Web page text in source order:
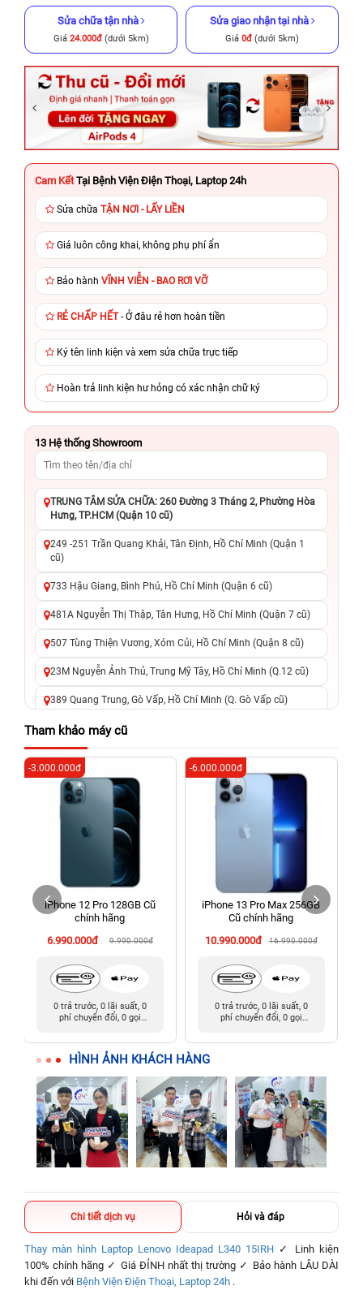
Sửa chữa tận nhà
Giá 24.000đ(dưới 5km)
Sửa giao nhận tại nhà
Giá 0đ (dưới 5km)
Cam Kết Tại Bệnh Viện Điện Thoại, Laptop 24h
Sửa chữa TẬN NƠI - LẤY LIỀN
Giá luôn công khai, không phụ phí ẩn
Bảo hành VĨNH VIỄN - BAO RƠI VỠ
RẺ CHẤP HẾT- Ở đâu rẻ hơn hoàn tiền
Ký tên linh kiện và xem sửa chữa trực tiếp
Hoàn trả linh kiện hư hỏng có xác nhận chữ ký
13 Hệ thống Showroom
TRUNG TÂM SỬA CHỮA: 260 Đường 3 Tháng 2, Phường Hòa
Hưng, TP.HCM (Quận 10 cũ)
249 -251 Trần Quang Khải, Tân Định, Hồ Chí Minh (Quận 1
cũ)
733 Hậu Giang, Bình Phú, Hồ Chí Minh (Quận 6 cũ)
481A Nguyễn Thị Thập, Tân Hưng, Hồ Chí Minh (Quận 7 cũ)
507 Tùng Thiện Vương, Xóm Củi, Hồ Chí Minh (Quận 8 cũ)
23M Nguyễn Ảnh Thủ, Trung Mỹ Tây, Hồ Chí Minh (Q.12 cũ)
389 Quang Trung, Gò Vấp, Hồ Chí Minh (Q. Gò Vấp cũ)
625 - 625A Âu Cơ, Tân Phú, Hồ Chí Minh (Quận Tân Phú cũ)
326 Lê Văn Việt, Tăng Nhơn Phú, Hồ Chí Minh (Q.9 TP. Thủ
Đức cũ)
256 Võ Văn Ngân, Thủ Đức, Hồ Chí Minh (Bình Thọ, TP. Thủ
70 Nguyễn An Ninh, Dĩ An, Hồ Chí Minh (Bình Dương Cũ)
24h Vũng Tàu: 162A Ba Cu, Vũng Tàu, Hồ Chí Minh (TP. Vũng
Tàu cũ)
198 Hoàng Văn Thụ, Tân Sơn Nhất, Hồ Chí Minh (Tân Bình
Tham khảo máy cũ
iPhone 12 Pro 128GB Cũ
chính hãng
6.990.000đ
9.990.000đ
-3.000.000đ
0 trả trước, 0 lãi suất, 0
phí chuyển đổi, 0 gọi
iPhone 13 Pro Max 256GB
Cũ chính hãng
10.990.000đ
16.990.000đ
-6.000.000đ
0 trả trước, 0 lãi suất, 0
phí chuyển đổi, 0 gọi
HÌNH ẢNH KHÁCH HÀNG
Chi tiết dịch vụ Hỏi và đáp
Thay màn hình Laptop Lenovo Ideapad L340 15IRH ✓ Linh kiện
100% chính hãng ✓ Giá ĐỈNH nhất thị trường ✓ Bảo hành LÂU DÀI
khi đến với Bệnh Viện Điện Thoại, Laptop 24h .